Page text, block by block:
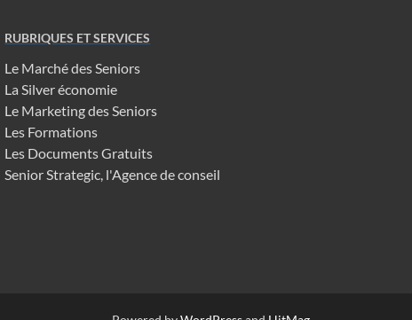
RUBRIQUES ET SERVICES
Le Marché des Seniors
La Silver économie
Le Marketing des Seniors
Les Formations
Les Documents Gratuits
Senior Strategic, l'Agence de conseil